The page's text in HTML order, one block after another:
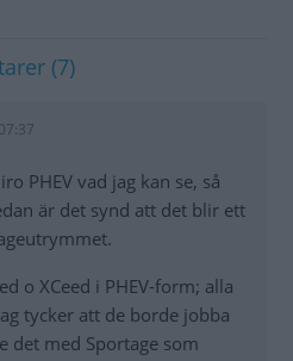
(7)
PHEV vad jag kan se, så
är det synd att det blir ett
o XCeed i PHEV-form; alla
tycker att de borde jobba
det med Sportage som